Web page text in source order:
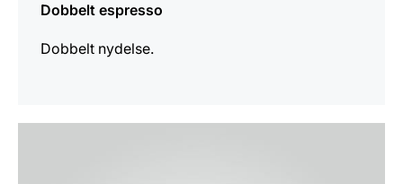
Dobbelt espresso
Dobbelt nydelse.